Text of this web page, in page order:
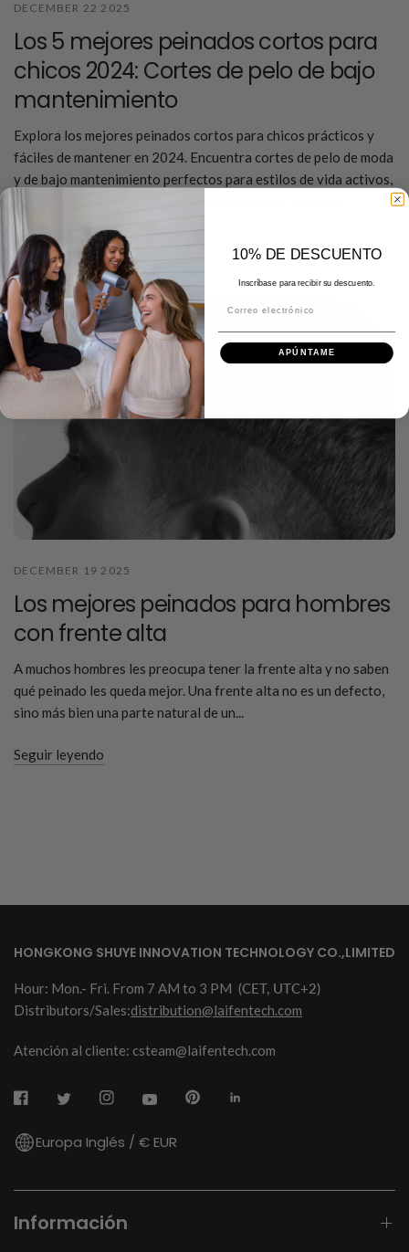
DECEMBER 22 2025
Los 5 mejores peinados cortos para
chicos 2024: Cortes de pelo de bajo
mantenimiento
Explora los mejores peinados cortos para chicos prácticos y
fáciles de mantener en 2024. Encuentra cortes de pelo de moda
y de bajo mantenimiento perfectos para estilos de vida activos,
Seguir leyendo
DECEMBER 19 2025
Los mejores peinados para hombres
con frente alta
A muchos hombres les preocupa tener la frente alta y no saben
qué peinado les queda mejor. Una frente alta no es un defecto,
sino más bien una parte natural de un...
Seguir leyendo
HONGKONG SHUYE INNOVATION TECHNOLOGY CO.,LIMITED
Hour: Mon.- Fri. From 7 AM to 3 PM (CET, UTC+2)
Distributors/Sales:distribution@laifentech.com
Atención al cliente: csteam@laifentech.com
Europa Inglés / € EUR
Información
10% DE DESCUENTO
Inscríbase para recibir su descuento.
APÚNTAME